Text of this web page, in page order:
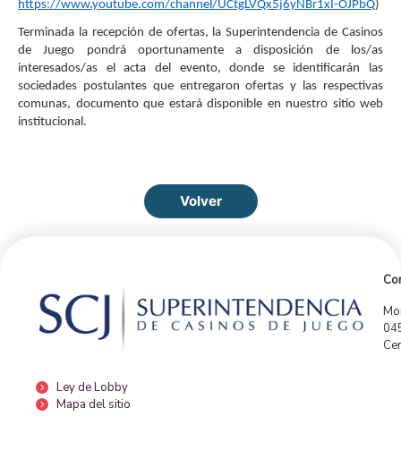
https://www.youtube.com/channel/UCtgLVQx5j6yNBr1xI-OJPbQ)
Terminada la recepción de ofertas, la Superintendencia de Casinos
de Juego pondrá oportunamente a disposición de los/as
interesados/as el acta del evento, donde se identificarán las
sociedades postulantes que entregaron ofertas y las respectivas
comunas, documento que estará disponible en nuestro sitio web
institucional.
Volver
Ley de Lobby
Mapa del sitio